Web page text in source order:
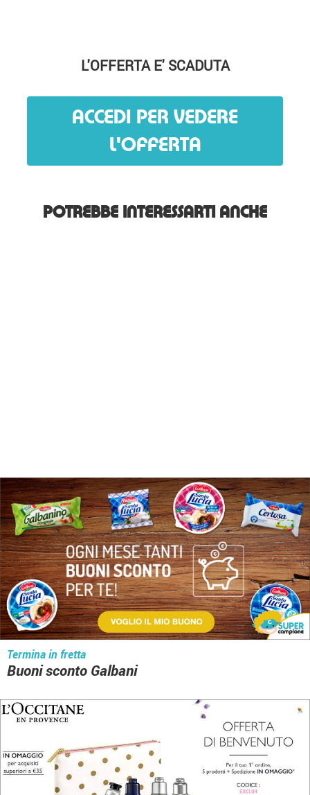
L'OFFERTA E' SCADUTA
ACCEDI PER VEDERE
L'OFFERTA
POTREBBE INTERESSARTI ANCHE
Termina in fretta
Buoni sconto Galbani